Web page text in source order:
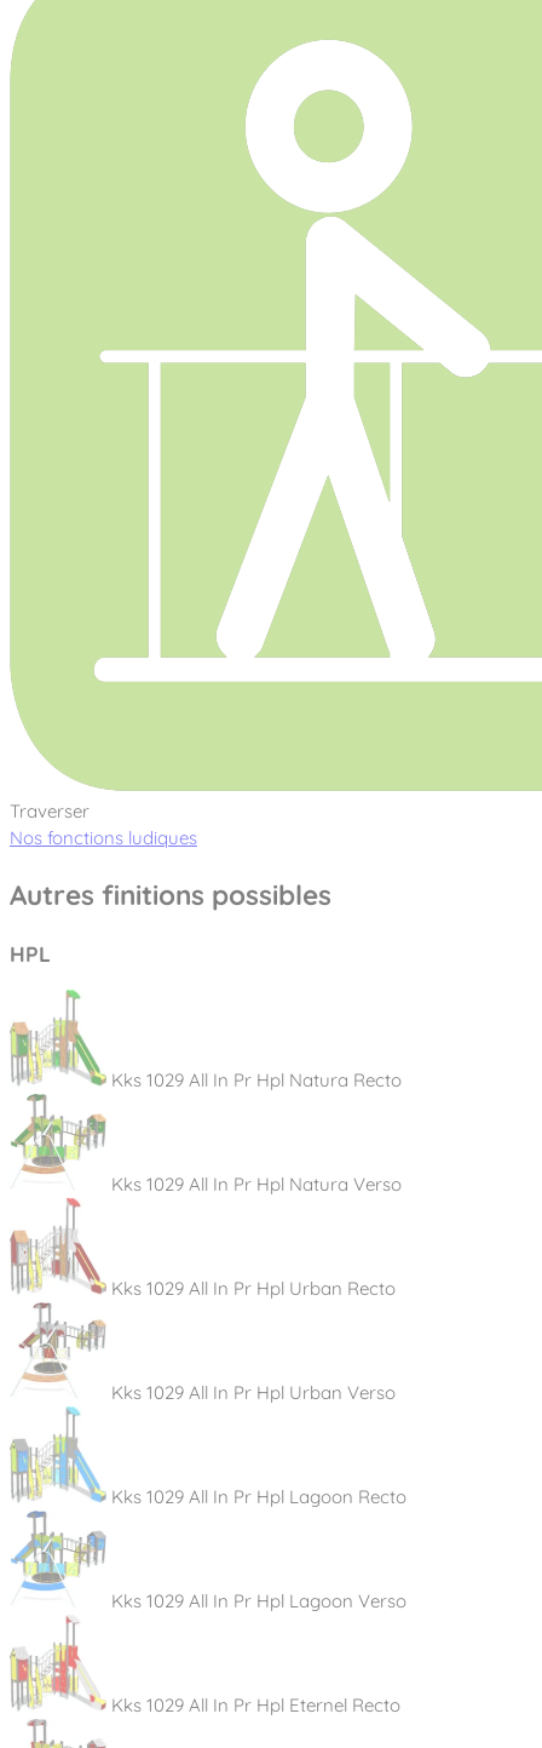
Traverser
Nos fonctions ludiques
Autres finitions possibles
HPL
Kks 1029 All In Pr Hpl Natura Recto
Kks 1029 All In Pr Hpl Natura Verso
Kks 1029 All In Pr Hpl Urban Recto
Kks 1029 All In Pr Hpl Urban Verso
Kks 1029 All In Pr Hpl Lagoon Recto
Kks 1029 All In Pr Hpl Lagoon Verso
Kks 1029 All In Pr Hpl Eternel Recto